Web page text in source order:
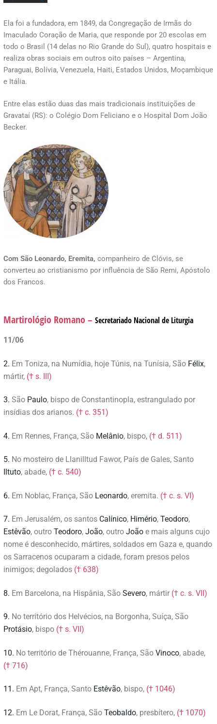
Ela foi a fundadora, em 1849, da Congregação de Irmãs do
Imaculado Coração de Maria, que responde por 20 escolas em
todo o Brasil (14 delas no Rio Grande do Sul), quatro hospitais e
realiza obras sociais em outros oito países – Argentina,
Paraguai, Bolívia, Venezuela, Haiti, Estados Unidos, Moçambique
e Itália.
Entre elas estão duas das mais tradicionais instituições de
Gravataí (RS): o Colégio Dom Feliciano e o Hospital Dom João
Becker.
Com São Leonardo, Eremita, companheiro de Clóvis, se
converteu ao cristianismo por influência de São Remi, Apóstolo
dos Francos.
Martirológio Romano – Secretariado Nacional de Liturgia
11/06
2. Em Toniza, na Numídia, hoje Túnis, na Tunísia, São Félix,
mártir, († s. III)
3. São Paulo, bispo de Constantinopla, estrangulado por
insídias dos arianos. († c. 351)
4. Em Rennes, França, São Melânio, bispo, († d. 511)
5. No mosteiro de Llanilltud Fawor, País de Gales, Santo
Iltuto, abade, († c. 540)
6. Em Noblac, França, São Leonardo, eremita. († c. s. VI)
7. Em Jerusalém, os santos Calínico, Himério, Teodoro,
Estêvão, outro Teodoro, João, outro João e mais alguns cujo
nome é desconhecido, mártires, soldados em Gaza e, quando
os Sarracenos ocuparam a cidade, foram presos pelos
inimigos; degolados († 638)
8. Em Barcelona, na Hispânia, São Severo, mártir († c. s. VII)
9. No território dos Helvécios, na Borgonha, Suíça, São
Protásio, bispo († s. VII)
10. No território de Thérouanne, França, São Vinoco, abade,
(† 716)
11. Em Apt, França, Santo Estêvão, bispo, († 1046)
12. Em Le Dorat, França, São Teobaldo, presbítero, († 1070)